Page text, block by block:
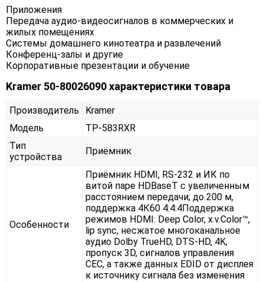
Приложения
Передача аудио-видеосигналов в коммерческих и
жилых помещениях
Системы домашнего кинотеатра и развлечений
Конференц-залы и другие
Корпоративные презентации и обучение
Kramer 50-80026090 характеристики товара
Производитель
Kramer
Модель
TP-583RXR
Тип
устройства
Приёмник
Особенности
Приёмник HDMI, RS-232 и ИК по
витой паре HDBaseT с увеличенным
расстоянием передачи; до 200 м,
поддержка 4К60 4:4:4Поддержка
режимов HDMI: Deep Color, x.v.Color™,
lip sync, несжатое многоканальное
аудио Dolby TrueHD, DTS-HD, 4K,
пропуск 3D, сигналов управления
CEC, а также данных EDID от дисплея
к источнику сигнала без изменения